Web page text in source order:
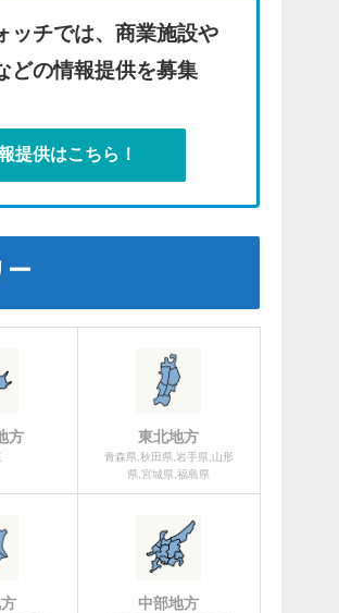
ッチでは、商業施設や
どの情報提供を募集
提供はこちら！
ー
方 東北地方
青森県,秋田県,岩手県,山形
県,宮城県,福島県
中部地方